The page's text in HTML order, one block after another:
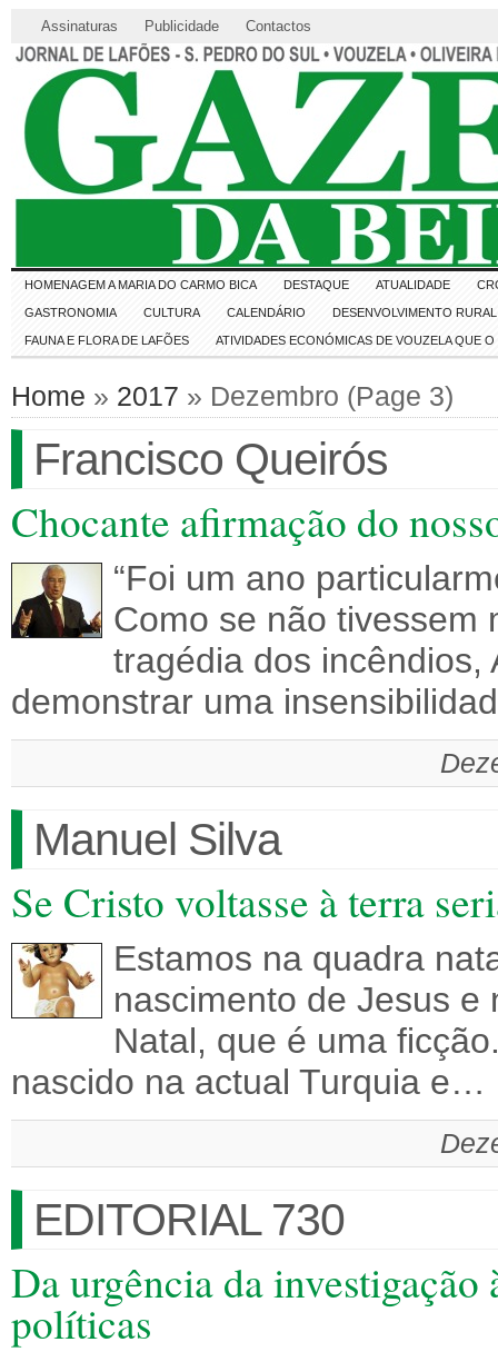
Assinaturas Publicidade Contactos
HOMENAGEM A MARIA DO CARMO BICA DESTAQUE ATUALIDADE
GASTRONOMIA CULTURA CALENDÁRIO DESENVOLVIMENTO RURAL
FAUNA E FLORA DE LAFÕES ATIVIDADES ECONÓMICAS DE VOUZELA QUE
Home » 2017 » Dezembro (Page 3)
Francisco Queirós
Chocante afirmação do
“Foi um ano
Como se não tivessem
tragédia dos incêndios,
demonstrar uma
Manuel Silva
Se Cristo voltasse à terra
Estamos na quadra
nascimento de Jesus e
Natal, que é uma
nascido na actual Turquia e…
EDITORIAL 730
Da urgência da investigação
políticas